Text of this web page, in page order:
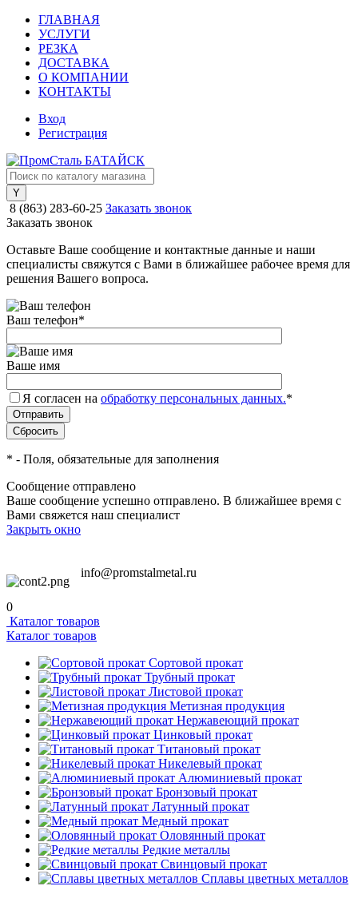
ГЛАВНАЯ
УСЛУГИ
РЕЗКА
ДОСТАВКА
О КОМПАНИИ
КОНТАКТЫ
Вход
Регистрация
8 (863) 283-60-25 Заказать звонок
Заказать звонок
Оставьте Ваше сообщение и контактные данные и наши
специалисты свяжутся с Вами в ближайшее рабочее время для
решения Вашего вопроса.
Ваш телефон*
Ваше имя
Я согласен на обработку персональных данных.*
* - Поля, обязательные для заполнения
Сообщение отправлено
Ваше сообщение успешно отправлено. В ближайшее время с
Вами свяжется наш специалист
Закрыть окно
info@promstalmetal.ru
0
Каталог товаров
Каталог товаров
Сортовой прокат
Трубный прокат
Листовой прокат
Метизная продукция
Нержавеющий прокат
Цинковый прокат
Титановый прокат
Никелевый прокат
Алюминиевый прокат
Бронзовый прокат
Латунный прокат
Медный прокат
Оловянный прокат
Редкие металлы
Свинцовый прокат
Сплавы цветных металлов